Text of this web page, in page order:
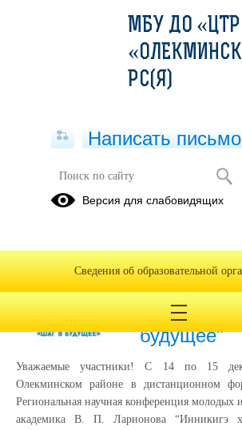
Публикации за Ноябрь
участие в
будущее"
Уважаемые участники! С 14 по 15
Олекминском районе в дистанционном
Региональная научная конференция молодых
академика В. П. Ларионова “Инникигэ
МБУ ДО
РС(Я)
Написать письмо
Версия для слабовидящих
Сведения об образовательной